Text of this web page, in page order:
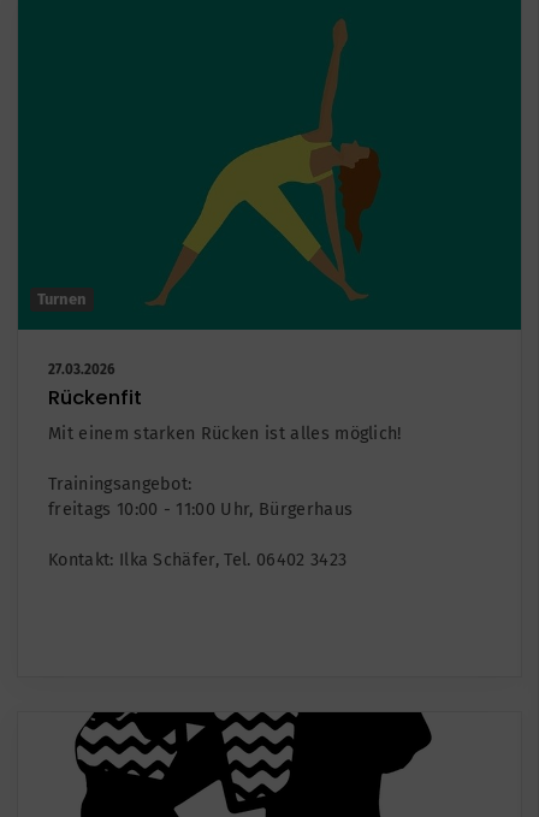
Turnen
27.03.2026
Rückenfit
Mit einem starken Rücken ist alles möglich!
Trainingsangebot:
freitags 10:00 - 11:00 Uhr, Bürgerhaus
Kontakt: Ilka Schäfer, Tel. 06402 3423